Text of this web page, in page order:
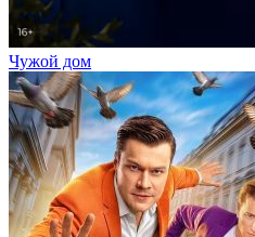
Чужой дом